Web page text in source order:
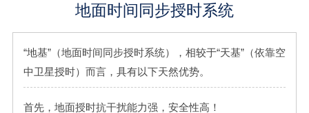
地面时间同步授时系统
“地基”（地面时间同步授时系统），相较于“天基”（依靠空
中卫星授时）而言，具有以下天然优势。
首先，地面授时抗干扰能力强，安全性高！